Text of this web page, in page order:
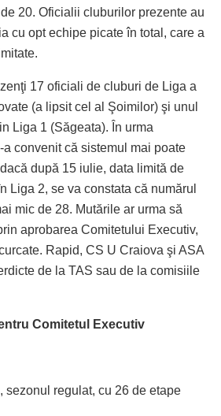
20. Oficialii cluburilor prezente au
cu opt echipe picate în total, care a
17 oficiali de cluburi de Liga a
(a lipsit cel al Şoimilor) şi unul
Liga 1 (Săgeata). În urma
convenit că sistemul mai poate
după 15 iulie, data limită de
Liga 2, se va constata că numărul
mic de 28. Mutările ar urma să
aprobarea Comitetului Executiv,
Rapid, CS U Craiova şi ASA
de la TAS sau de la comisiile
Comitetul Executiv
sezonul regulat, cu 26 de etape